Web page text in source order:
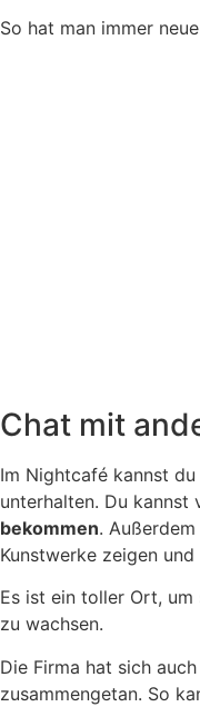
So hat man immer
Chat mit
Im Nightcafé kannst
unterhalten. Du kannst
bekommen.
Kunstwerke zeigen
Es ist ein toller Ort, um
zu wachsen.
Die Firma hat sich
zusammengetan. So